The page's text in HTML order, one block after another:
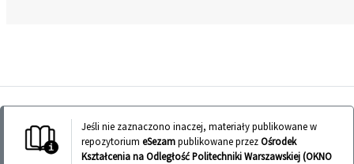
Jeśli nie zaznaczono inaczej, materiały publikowane w
repozytorium eSezampublikowane przezOśrodek
Kształcenia na Odległość Politechniki Warszawskiej (OKNO